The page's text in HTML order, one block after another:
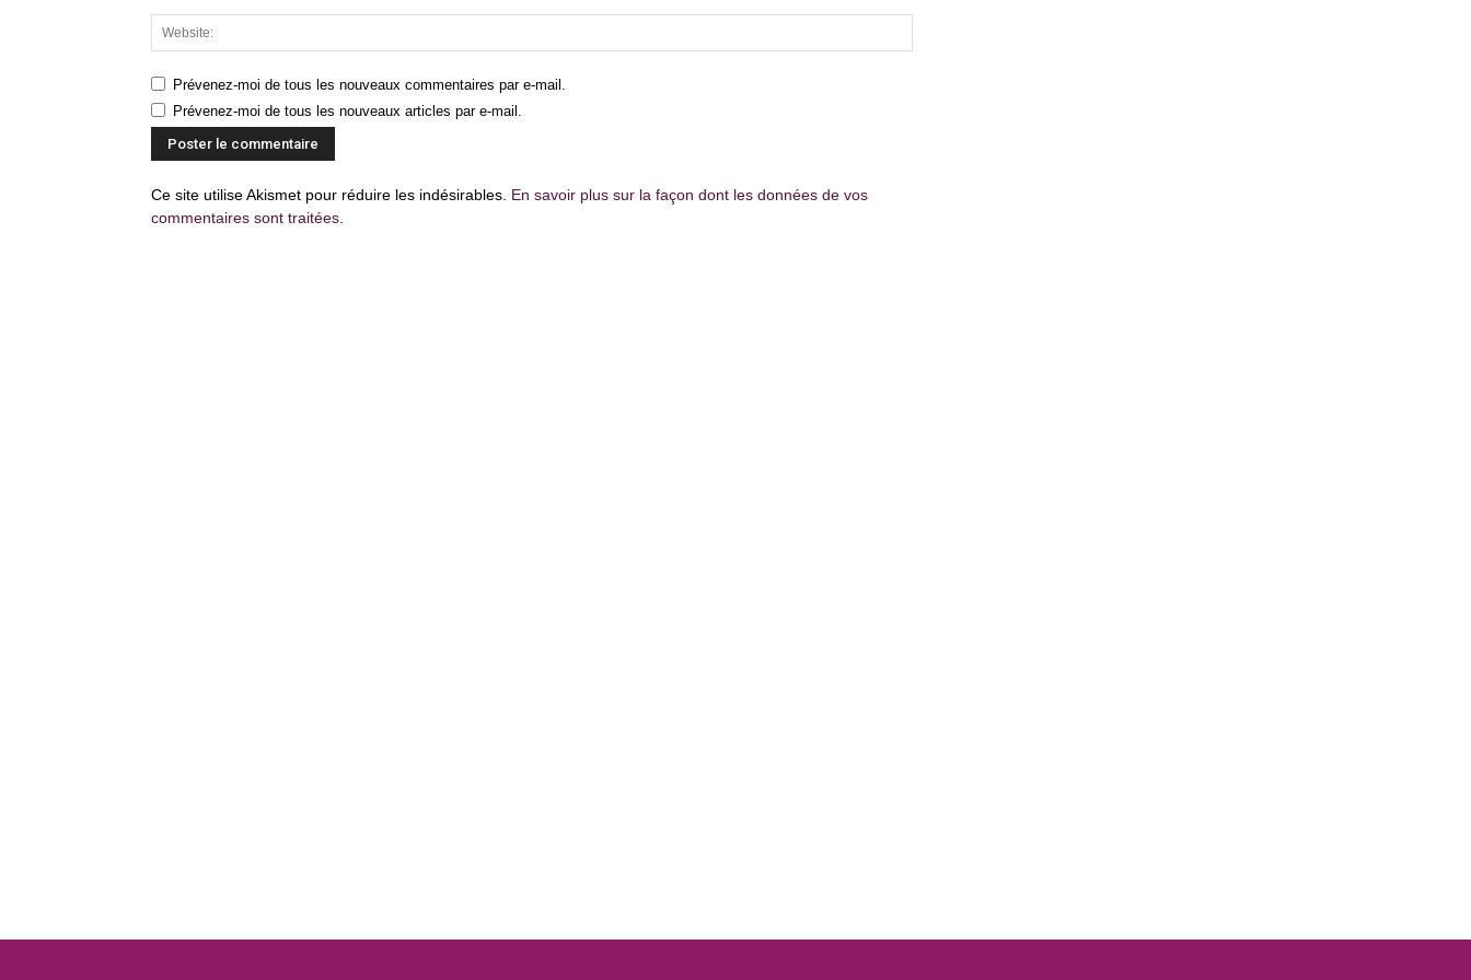
Prévenez-moi de tous les nouveaux commentaires par e-mail.
Prévenez-moi de tous les nouveaux articles par e-mail.
Ce site utilise Akismet pour réduire les indésirables. En savoir plus sur la façon dont les données de vos
commentaires sont traitées